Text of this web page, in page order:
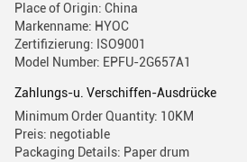
Place of Origin: China
Markenname: HYOC
Zertifizierung: ISO9001
Model Number: EPFU-2G657A1
Zahlungs-u. Verschiffen-Ausdrücke
Minimum Order Quantity: 10KM
Preis: negotiable
Packaging Details: Paper drum